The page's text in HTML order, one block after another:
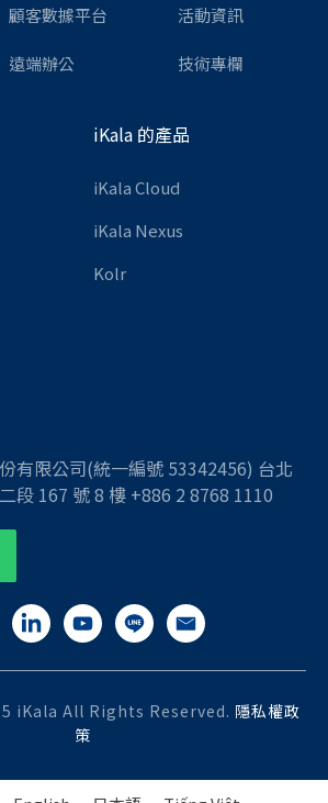
顧客數據平台
遠端辦公
活動資訊
技術專欄
iKala 的產品
iKala Cloud
iKala Nexus
Kolr
有限公司(統一編號 53342456) 台北
段 167 號 8 樓 +886 2 8768 1110
iKala All Rights Reserved. 隱私權政
策